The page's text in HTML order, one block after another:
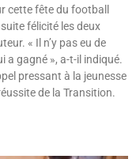
cette fête du football
félicité les deux
« Il n’y pas eu de
a gagné », a-t-il indiqué.
pressant à la jeunesse
de la Transition.